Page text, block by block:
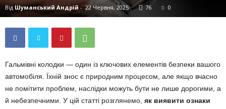
Від Шуманський Андрій - 22 Червня, 2025 76 0
Гальмівні колодки — один із ключових елементів безпеки вашого
автомобіля. Їхній знос є природним процесом, але якщо вчасно
не помітити проблем, наслідки можуть бути не лише дорогими, а
й небезпечними. У цій статті розглянемо, як виявити ознаки